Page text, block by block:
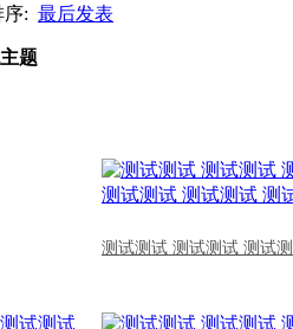
序: 最后发表
题
测试测试 测试测试 测试